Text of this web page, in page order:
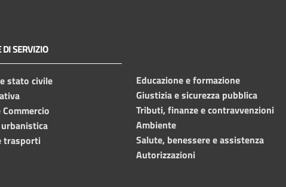
DI SERVIZIO
stato civile
trasporti
Educazione e formazione
Giustizia e sicurezza pubblica
Tributi, finanze e contravvenzioni
Ambiente
Salute, benessere e assistenza
Autorizzazioni